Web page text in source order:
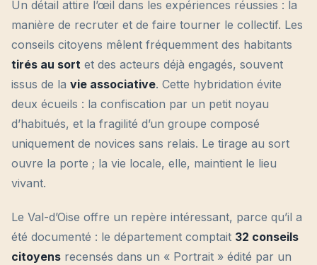
Un détail attire l’œil dans les expériences réussies : la
manière de recruter et de faire tourner le collectif. Les
conseils citoyens mêlent fréquemment des habitants
tirés au sort et des acteurs déjà engagés, souvent
issus de la vie associative. Cette hybridation évite
deux écueils : la confiscation par un petit noyau
d’habitués, et la fragilité d’un groupe composé
uniquement de novices sans relais. Le tirage au sort
ouvre la porte ; la vie locale, elle, maintient le lieu
vivant.
Le Val-d’Oise offre un repère intéressant, parce qu’il a
été documenté : le département comptait 32 conseils
citoyens recensés dans un « Portrait » édité par un